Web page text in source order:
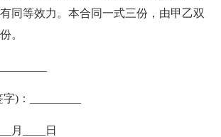
同等效力。本合同一式三份，由甲乙双
。
)：_________
月____日